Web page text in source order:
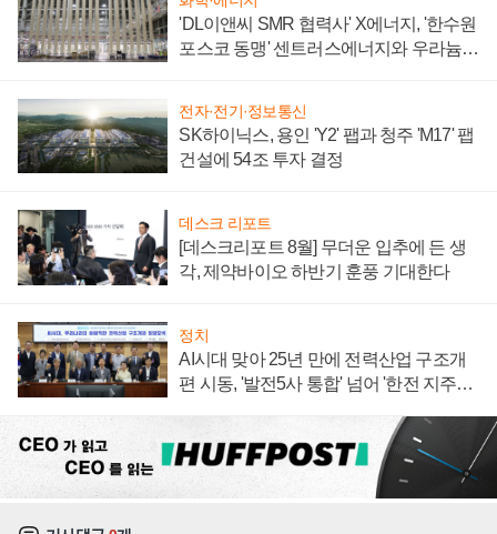
'DL이앤씨 SMR 협력사' X에너지, '한수원
포스코 동맹' 센트러스에너지와 우라늄
전자·전기·정보통신
SK하이닉스, 용인 'Y2' 팹과 청주 'M17' 팹
건설에 54조 투자 결정
데스크 리포트
[데스크리포트 8월] 무더운 입추에 든 생
각, 제약바이오 하반기 훈풍 기대한다
정치
AI시대 맞아 25년 만에 전력산업 구조개
편 시동, '발전5사 통합' 넘어 '한전 지주사'